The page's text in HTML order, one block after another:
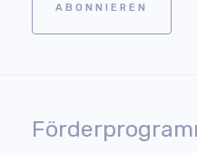
ABONNIEREN